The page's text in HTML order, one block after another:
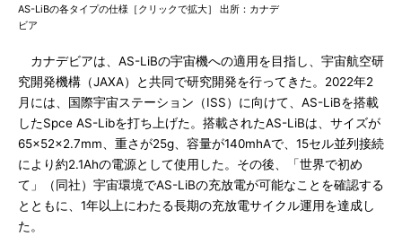
AS-LiBの各タイプの仕様［クリックで拡大］ 出所：カナデ
ビア
カナデビアは、AS-LiBの宇宙機への適用を目指し、宇宙航空研
究開発機構（JAXA）と共同で研究開発を行ってきた。2022年2
月には、国際宇宙ステーション（ISS）に向けて、AS-LiBを搭載
したSpce AS-Libを打ち上げた。搭載されたAS-LiBは、サイズが
65×52×2.7mm、重さが25g、容量が140mhAで、15セル並列接続
により約2.1Ahの電源として使用した。その後、「世界で初め
て」（同社）宇宙環境でAS-LiBの充放電が可能なことを確認する
とともに、1年以上にわたる長期の充放電サイクル運用を達成し
た。